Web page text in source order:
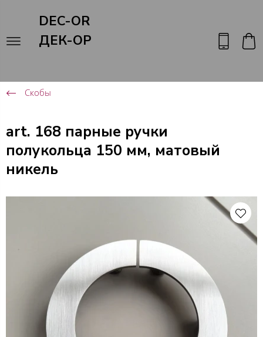
DEC-OR
ДЕК-ОР
Скобы
art. 168 парные ручки
полукольца 150 мм, матовый
никель